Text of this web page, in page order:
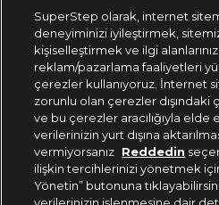
444 37 36
Uygulamadan Takip Edin
SuperStep olarak, internet
deneyiminizi iyileştirmek,
kişiselleştirmek ve ilgi
reklam/pazarlama faaliyetleri
çerezler kullanıyoruz. İnternet
zorunlu olan çerezler dışındaki
ve bu çerezler aracılığıyla elde
verilerinizin yurt dışına
vermiyorsanız Reddedin
ilişkin tercihlerinizi yönetmek
Yönetin” butonuna